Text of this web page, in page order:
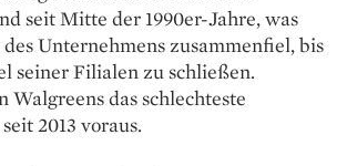
seit Mitte der 1990er-Jahre, was
Unternehmens zusammenfiel, bis
seiner Filialen zu schließen.
Walgreens das schlechteste
2013 voraus.